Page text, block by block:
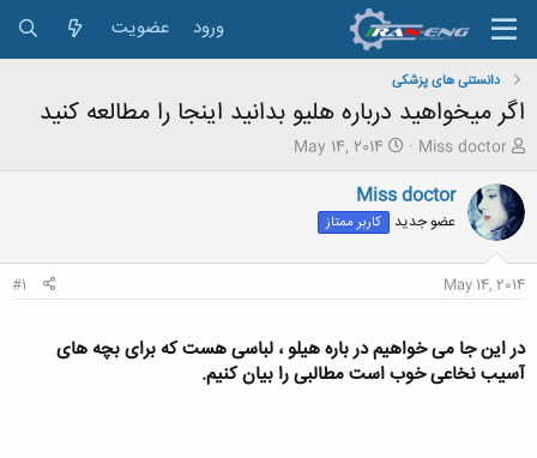
ورود عضویت
دانستنی های پزشکی
اگر میخواهید درباره هلیو بدانید اینجا را مطالعه کنید
ش
و
ع
ک
م
و
ض
Miss doctor
ت
ر
ی
خ
May 14, 2014
Miss doctor
عضو جدید کاربر ممتاز
May 14, 2014
#1
در این جا می خواهیم در باره هیلو ، لباسی هست که برای بچه های
آسیب نخاعی خوب است مطالبی را بیان کنیم.